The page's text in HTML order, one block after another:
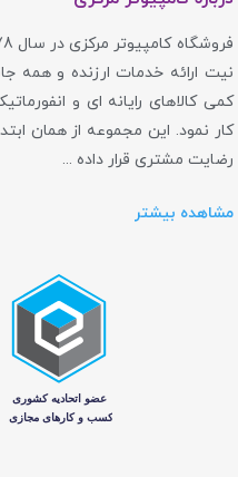
نیت ارائه خدمات ارزنده و همه
کمی کالاهای رایانه ای و
کار نمود. این مجموعه از همان
رضایت مشتری قرار داده ...
مشاهده بیشتر